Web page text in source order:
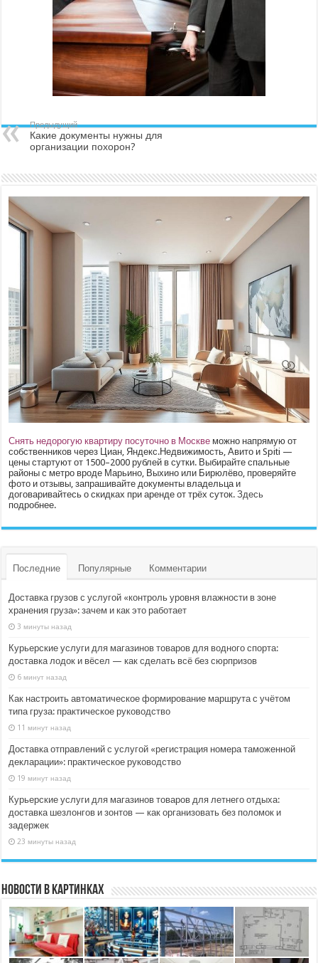
Предыдущий
Какие документы нужны для
организации похорон?
Снять недорогую квартиру посуточно в Москве можно напрямую от
собственников через Циан, Яндекс.Недвижимость, Авито и Spiti —
цены стартуют от 1500–2000 рублей в сутки. Выбирайте спальные
районы с метро вроде Марьино, Выхино или Бирюлёво, проверяйте
фото и отзывы, запрашивайте документы владельца и
договаривайтесь о скидках при аренде от трёх суток.Здесь
подробнее.
Последние Популярные Комментарии
Доставка грузов с услугой «контроль уровня влажности в зоне
хранения груза»: зачем и как это работает
3 минуты назад
Курьерские услуги для магазинов товаров для водного спорта:
доставка лодок и вёсел — как сделать всё без сюрпризов
6 минут назад
Как настроить автоматическое формирование маршрута с учётом
типа груза: практическое руководство
11 минут назад
Доставка отправлений с услугой «регистрация номера таможенной
декларации»: практическое руководство
19 минут назад
Курьерские услуги для магазинов товаров для летнего отдыха:
доставка шезлонгов и зонтов — как организовать без поломок и
задержек
23 минуты назад
Новости в картинках